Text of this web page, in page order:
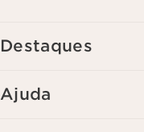
as suas informações,
respetivo
Destaques
Ajuda